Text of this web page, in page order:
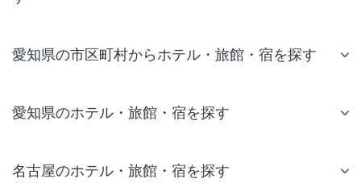
愛知県の市区町村からホテル・旅館・宿を探す
愛知県のホテル・旅館・宿を探す
名古屋のホテル・旅館・宿を探す